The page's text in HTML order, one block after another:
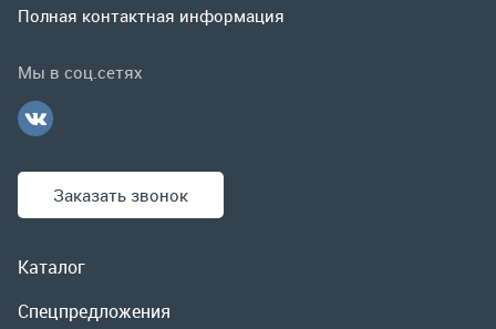
Спецпредложения
Гарантии и возврат